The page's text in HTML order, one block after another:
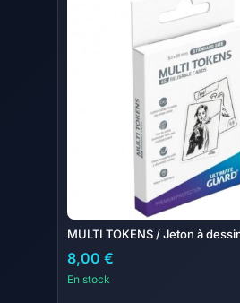
MULTI TOKENS / Jeton à
8,00 €
En stock